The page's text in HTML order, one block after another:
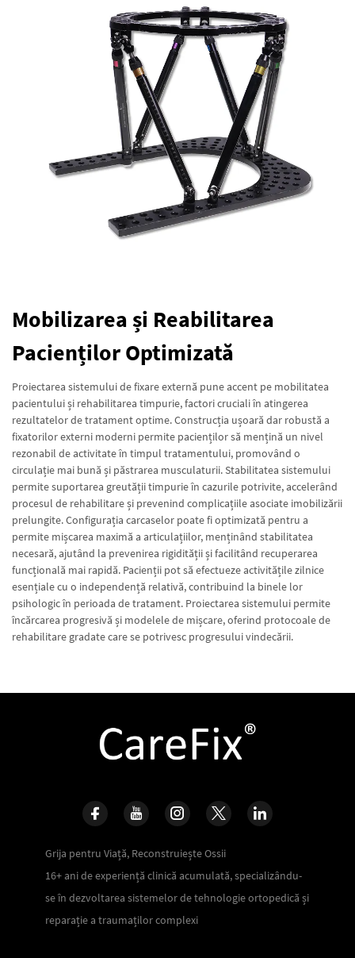
Mobilizarea și Reabilitarea
Pacienților Optimizată
Proiectarea sistemului de fixare externă pune accent pe mobilitatea
pacientului și rehabilitarea timpurie, factori cruciali în atingerea
rezultatelor de tratament optime. Construcția ușoară dar robustă a
fixatorilor externi moderni permite pacienților să mențină un nivel
rezonabil de activitate în timpul tratamentului, promovând o
circulație mai bună și păstrarea musculaturii. Stabilitatea sistemului
permite suportarea greutății timpurie în cazurile potrivite, accelerând
procesul de rehabilitare și prevenind complicațiile asociate imobilizării
prelungite. Configurația carcaselor poate fi optimizată pentru a
permite mișcarea maximă a articulațiilor, menținând stabilitatea
necesară, ajutând la prevenirea rigidității și facilitând recuperarea
funcțională mai rapidă. Pacienții pot să efectueze activitățile zilnice
esențiale cu o independență relativă, contribuind la binele lor
psihologic în perioada de tratament. Proiectarea sistemului permite
încărcarea progresivă și modelele de mișcare, oferind protocoale de
rehabilitare gradate care se potrivesc progresului vindecării.
Grija pentru Viață, Reconstruiește Ossii
16+ ani de experiență clinică acumulată, specializându-
se în dezvoltarea sistemelor de tehnologie ortopedică și
reparație a traumaților complexi